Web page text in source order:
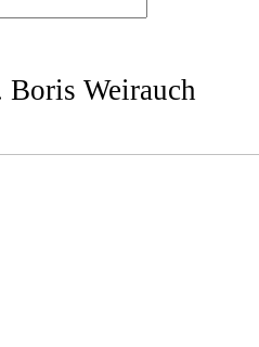
Boris Weirauch